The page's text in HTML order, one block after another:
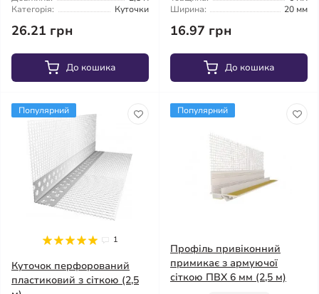
Категорія:
Куточки
26.21 грн
До кошика
Ширина:
20 мм
16.97 грн
До кошика
Популярний
1
Куточок перфорований
пластиковий з сіткою (2,5
Популярний
Профіль привіконний
примикає з армуючої
сіткою ПВХ 6 мм (2,5 м)